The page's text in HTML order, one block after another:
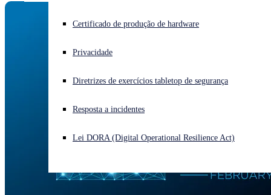
Enfrentando um ataque cibernético? Obtenha ajuda imediata
Português (Brasil) Open language switcher
Certificado de produção de hardware
Privacidade
Diretrizes de exercícios tabletop de segurança
Resposta a incidentes
Lei DORA (Digital Operational Resilience Act)